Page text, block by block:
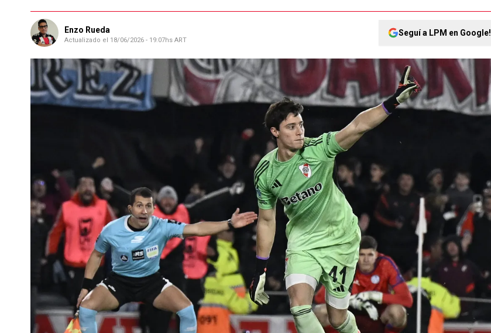
Enzo Rueda
Actualizado el 18/06/2026 - 19:07hs ART
Seguí a LPM en Google!